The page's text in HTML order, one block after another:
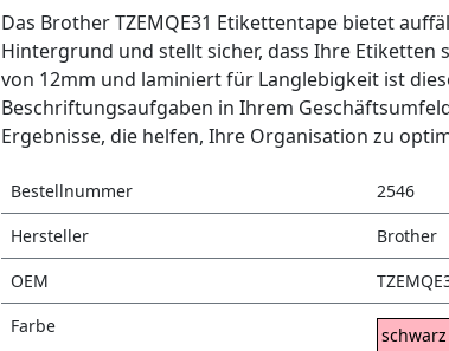
Das Brother TZEMQE31 Etikettentape bietet
Hintergrund und stellt sicher, dass Ihre
von 12mm und laminiert für Langlebigkeit ist
Beschriftungsaufgaben in Ihrem
Ergebnisse, die helfen, Ihre Organisation zu
Bestellnummer
2546
Hersteller
Brother
OEM
Farbe